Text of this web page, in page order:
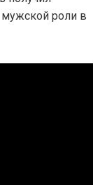
мужской роли в